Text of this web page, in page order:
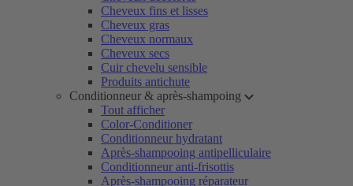
Cheveux fins et lisses
Cheveux gras
Cheveux normaux
Cheveux secs
Cuir chevelu sensible
Produits antichute
Conditionneur & après-shampoing
Tout afficher
Color-Conditioner
Conditionneur hydratant
Après-shampooing antipelliculaire
Conditionneur anti-frisottis
Après-shampooing réparateur